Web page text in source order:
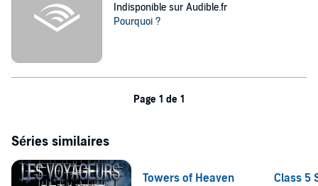
Indisponible sur Audible.fr
Pourquoi ?
Page 1 de 1
Séries similaires
Towers of Heaven
Class 5